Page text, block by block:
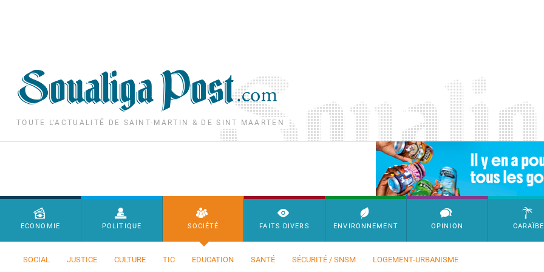
TOUTE L'ACTUALITÉ DE SAINT-MARTIN & DE SINT MAARTEN
SimpleAds Block Bannière
Menu principal
ECONOMIE POLITIQUE SOCIÉTÉ
SOCIAL JUSTICE CULTURE TIC EDUCATION SANTÉ SÉCURITÉ / SNSM LOGEMENT-URBANISME
FAITS DIVERS ENVIRONNEMENT OPINION CARAÏBE